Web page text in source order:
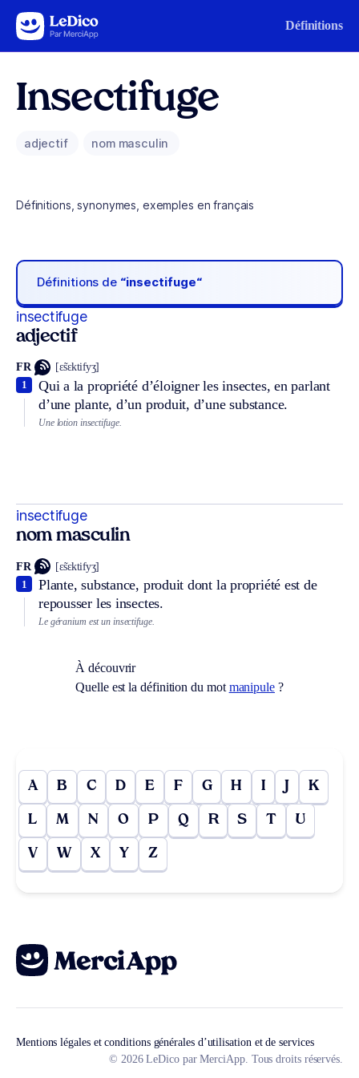
Aller au contenu Définitions
Insectifuge
adjectif nom masculin
Définitions, synonymes, exemples en français
Définitions de “insectifuge“
insectifuge
adjectif
FR [ɛ̃sɛktifyʒ]
Qui a la propriété d’éloigner les insectes, en parlant
d’une plante, d’un produit, d’une substance.
1
Une lotion insectifuge.
insectifuge
nom masculin
FR [ɛ̃sɛktifyʒ]
Plante, substance, produit dont la propriété est de
repousser les insectes.
1
Le géranium est un insectifuge.
À découvrir
Quelle est la définition du mot manipule?
A B C D E F G H I J K
L M N O P Q R S T U
V W X Y Z
Mentions légales et conditions générales d’utilisation et de services
© 2026 LeDico par MerciApp. Tous droits réservés.